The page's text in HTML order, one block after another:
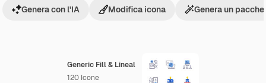
Generic Fill & Lineal
120 Icone
Genera con l'IA Modifica icona Genera un